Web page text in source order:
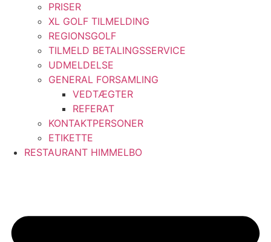
PRISER
XL GOLF TILMELDING
REGIONSGOLF
TILMELD BETALINGSSERVICE
UDMELDELSE
GENERAL FORSAMLING
VEDTÆGTER
REFERAT
KONTAKTPERSONER
ETIKETTE
RESTAURANT HIMMELBO